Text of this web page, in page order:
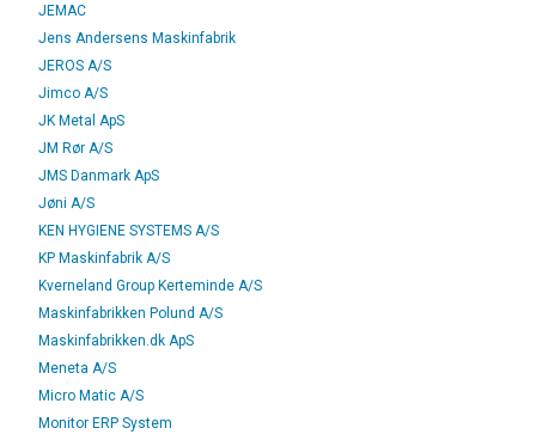
JEMAC
Jens Andersens Maskinfabrik
JEROS A/S
Jimco A/S
JK Metal ApS
JM Rør A/S
JMS Danmark ApS
Jøni A/S
KEN HYGIENE SYSTEMS A/S
KP Maskinfabrik A/S
Kverneland Group Kerteminde A/S
Maskinfabrikken Polund A/S
Maskinfabrikken.dk ApS
Meneta A/S
Micro Matic A/S
Monitor ERP System